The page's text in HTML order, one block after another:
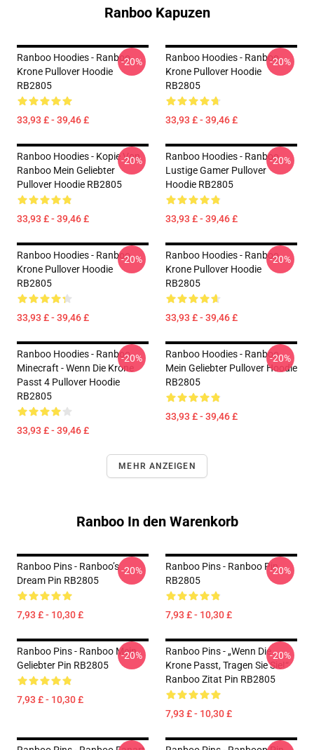
Ranboo Kapuzen
Ranboo Hoodies - Ranboo
Krone Pullover Hoodie
RB2805
33,93 £ - 39,46 £
-20%
Ranboo Hoodies - Ranboo
Krone Pullover Hoodie
RB2805
33,93 £ - 39,46 £
-20%
Ranboo Hoodies - Kopie Von
Ranboo Mein Geliebter
Pullover Hoodie RB2805
33,93 £ - 39,46 £
-20%
Ranboo Hoodies - Ranboo
Lustige Gamer Pullover
Hoodie RB2805
33,93 £ - 39,46 £
-20%
Ranboo Hoodies - Ranboo
Krone Pullover Hoodie
RB2805
33,93 £ - 39,46 £
-20%
Ranboo Hoodies - Ranboo
Krone Pullover Hoodie
RB2805
33,93 £ - 39,46 £
-20%
Ranboo Hoodies - Ranboo
Minecraft - Wenn Die Krone
Passt 4 Pullover Hoodie
RB2805
33,93 £ - 39,46 £
-20%
Ranboo Hoodies - Ranboo
Mein Geliebter Pullover Hoodie
RB2805
33,93 £ - 39,46 £
-20%
MEHR ANZEIGEN
Ranboo In den Warenkorb
Ranboo Pins - Ranboo’s
Dream Pin RB2805
7,93 £ - 10,30 £
-20%
Ranboo Pins - Ranboo Pin
RB2805
7,93 £ - 10,30 £
-20%
Ranboo Pins - Ranboo Mein
Geliebter Pin RB2805
7,93 £ - 10,30 £
-20%
Ranboo Pins - „Wenn Die
Krone Passt, Tragen Sie Sie!“
Ranboo Zitat Pin RB2805
7,93 £ - 10,30 £
-20%